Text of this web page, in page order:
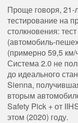
Проще говоря,
тестирование на
столкновения:
(автомобиль-
(примерно 59,5 км/
Система 2.0 не
до идеального
Sienna,
вторым
Safety Pick + от
этом (2020) году.